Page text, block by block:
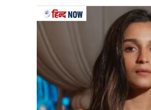
Video
दरअसल, अंडर-19 एशिया कप
ओर से सलामी बल्लेबाज वैभव
ओवर में 21 रन ठोककर